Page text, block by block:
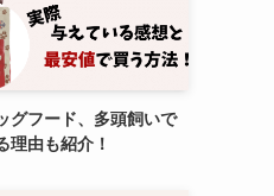
グフード、多頭飼いで
理由も紹介！